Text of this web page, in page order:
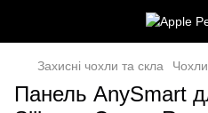
Захисні чохли та скла
Панель AnySmart